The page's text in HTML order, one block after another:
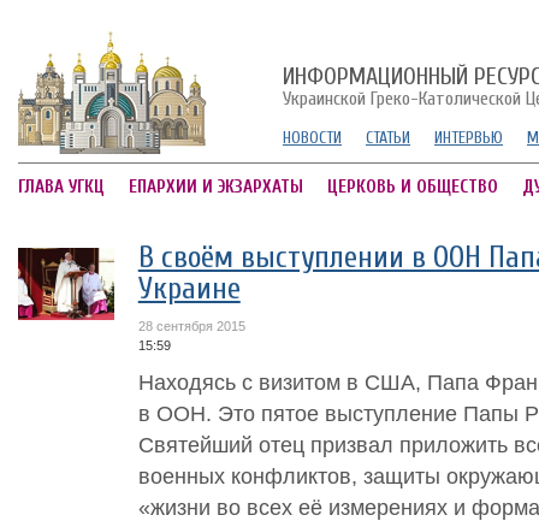
ИНФОРМАЦИОННЫЙ
Украинской Греко-Католической
НОВОСТИ СТАТЬИ ИНТЕРВЬЮ
ГЛАВА УГКЦ ЕПАРХИИ И ЭКЗАРХАТЫ ЦЕРКОВЬ И ОБЩЕСТВО
В своём выступлении в ООН
Украине
28 сентября 2015
15:59
Находясь с визитом в США, Папа
в ООН. Это пятое выступление Папы
Святейший отец призвал приложить
военных конфликтов, защиты
«жизни во всех её измерениях и